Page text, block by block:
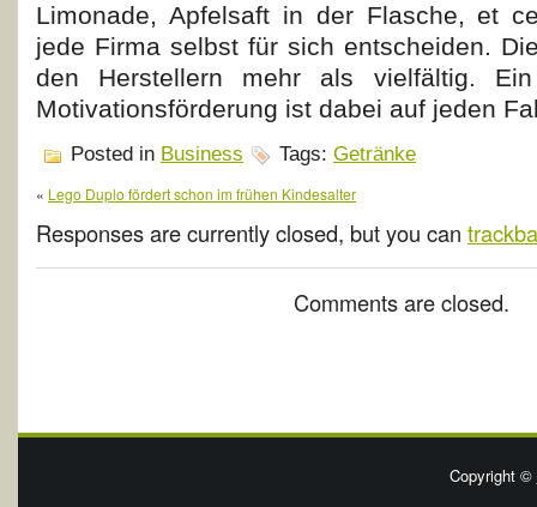
Limonade, Apfelsaft in der Flasche, et
jede Firma selbst für sich entscheiden.
den Herstellern mehr als vielfältig.
Motivationsförderung ist dabei auf jeden
Posted in Business Tags: Getränke
« Lego Duplo fördert schon im frühen Kindesalter
Responses are currently closed, but you can
Comments are closed.
Copyright ©